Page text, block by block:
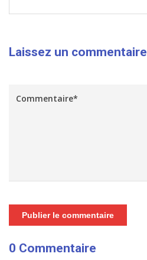
Laissez un commentaire
Publier le commentaire
0 Commentaire